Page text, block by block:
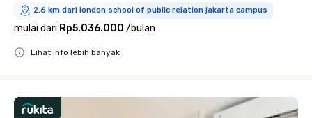
2.6 km dari london school of public relation jakarta campus
mulai dari Rp5.036.000 /bulan
Lihat info lebih banyak